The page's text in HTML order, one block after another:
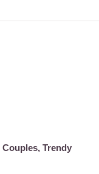
Couples, Trendy